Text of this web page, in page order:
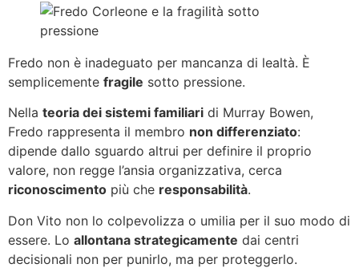
Fredo non è inadeguato per mancanza di lealtà. È
semplicemente fragile sotto pressione.
Nella teoria dei sistemi familiari di Murray Bowen,
Fredo rappresenta il membro non differenziato:
dipende dallo sguardo altrui per definire il proprio
valore, non regge l’ansia organizzativa, cerca
riconoscimento più che responsabilità.
Don Vito non lo colpevolizza o umilia per il suo modo di
essere. Lo allontana strategicamente dai centri
decisionali non per punirlo, ma per proteggerlo.